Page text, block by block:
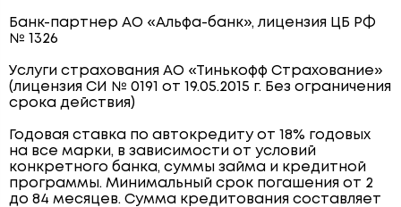
Банк-партнер АО «Альфа-банк», лицензия ЦБ РФ
№ 1326
Услуги страхования АО «Тинькофф Страхование»
(лицензия СИ № 0191 от 19.05.2015 г. Без ограничения
срока действия)
Годовая ставка по автокредиту от 18% годовых
на все марки, в зависимости от условий
конкретного банка, суммы займа и кредитной
программы. Минимальный срок погашения от 2
до 84 месяцев. Сумма кредитования составляет